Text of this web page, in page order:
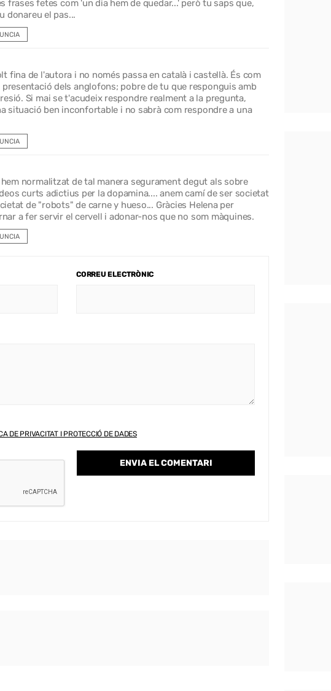
frases fetes com 'un dia hem de quedar...' però tu saps que,
donareu el pas...
fina de l'autora i no només passa en català i castellà. És com
dels anglofons; pobre de tu que responguis amb
Si mai se t'acudeix respondre realment a la pregunta,
situació ben inconfortable i no sabrà com respondre a una
normalitzat de tal manera segurament degut als sobre
curts adictius per la dopamina.... anem camí de ser societat
de "robots" de carne y hueso... Gràcies Helena per
a fer servir el cervell i adonar-nos que no som màquines.
CORREU ELECTRÒNIC
DE PRIVACITAT I PROTECCIÓ DE DADES